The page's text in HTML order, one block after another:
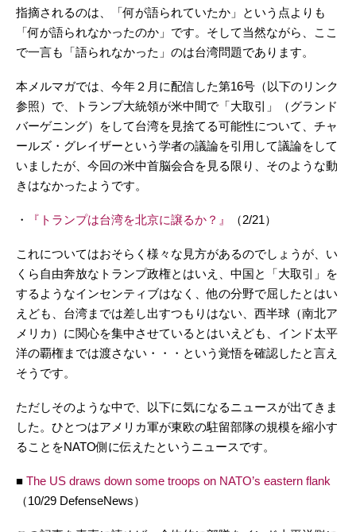
指摘されるのは、「何が語られていたか」という点よりも
「何が語られなかったのか」です。そして当然ながら、ここ
で一言も「語られなかった」のは台湾問題であります。
本メルマガでは、今年２月に配信した第16号（以下のリンク
参照）で、トランプ大統領が米中間で「大取引」（グランド
バーゲニング）をして台湾を見捨てる可能性について、チャ
ールズ・グレイザーという学者の議論を引用して議論をして
いましたが、今回の米中首脳会合を見る限り、そのような動
きはなかったようです。
・ 『トランプは台湾を北京に譲るか？』 （2/21）
これについてはおそらく様々な見方があるのでしょうが、い
くら自由奔放なトランプ政権とはいえ、中国と「大取引」を
するようなインセンティブはなく、他の分野で屈したとはい
えども、台湾までは差し出すつもりはない、西半球（南北ア
メリカ）に関心を集中させているとはいえども、インド太平
洋の覇権までは渡さない・・・という覚悟を確認したと言え
そうです。
ただしそのような中で、以下に気になるニュースが出てきま
した。ひとつはアメリカ軍が東欧の駐留部隊の規模を縮小す
ることをNATO側に伝えたというニュースです。
■ The US draws down some troops on NATO’s eastern flank
（10/29 DefenseNews）